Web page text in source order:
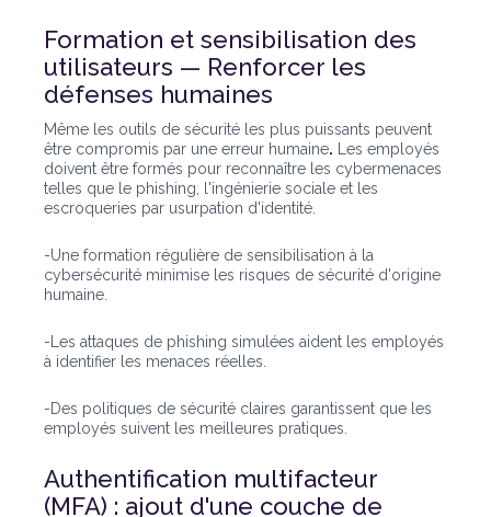
Formation et sensibilisation des
utilisateurs — Renforcer les
défenses humaines
Même les outils de sécurité les plus puissants peuvent
être compromis par une erreur humaine. Les employés
doivent être formés pour reconnaître les cybermenaces
telles que le phishing, l'ingénierie sociale et les
escroqueries par usurpation d'identité.
-Une formation régulière de sensibilisation à la
cybersécurité minimise les risques de sécurité d'origine
humaine.
-Les attaques de phishing simulées aident les employés
à identifier les menaces réelles.
-Des politiques de sécurité claires garantissent que les
employés suivent les meilleures pratiques.
Authentification multifacteur
(MFA) : ajout d'une couche de